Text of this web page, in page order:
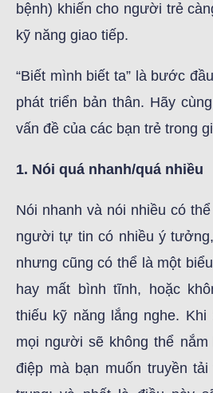
bệnh) khiến cho người trẻ
kỹ năng giao tiếp.
“Biết mình biết ta” là bước
phát triển bản thân. Hãy
vấn đề của các bạn trẻ trong
1. Nói quá nhanh/quá nhiều
Nói nhanh và nói nhiều có
người tự tin có nhiều ý
nhưng cũng có thể là một
hay mất bình tĩnh, hoặc
thiếu kỹ năng lắng nghe. Khi
mọi người sẽ không thể
điệp mà bạn muốn truyền